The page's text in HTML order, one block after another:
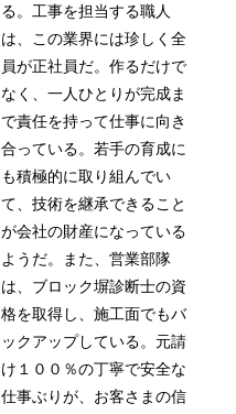
る。工事を担当する職人
は、この業界には珍しく全
員が正社員だ。作るだけで
なく、一人ひとりが完成ま
で責任を持って仕事に向き
合っている。若手の育成に
も積極的に取り組んでい
て、技術を継承できること
が会社の財産になっている
ようだ。また、営業部隊
は、ブロック塀診断士の資
格を取得し、施工面でもバ
ックアップしている。元請
け１００％の丁寧で安全な
仕事ぶりが、お客さまの信